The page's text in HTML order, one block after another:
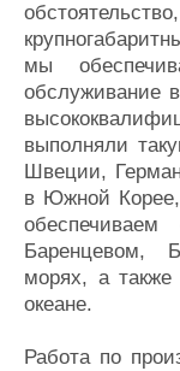
мы
обслуживание
выполняли
Швеции,
в Южной
Баренцевом,
морях, а
океане.
Работа по